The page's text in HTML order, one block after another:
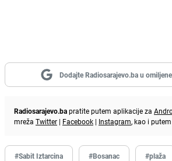
Dodajte Radiosarajevo.ba u
Radiosarajevo.bapratite putem aplikacije za
mreža Twitter | Facebook | Instagram, kao i
#Sabit Iztarcina #Bosanac #plaža